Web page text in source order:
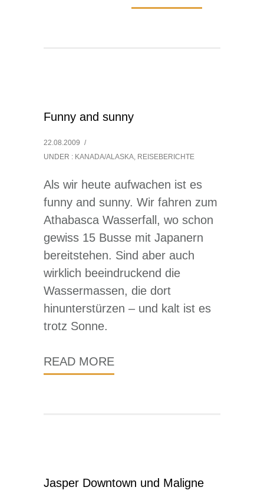
Funny and sunny
22.08.2009 /
UNDER : KANADA/ALASKA, REISEBERICHTE
Als wir heute aufwachen ist es
funny and sunny. Wir fahren zum
Athabasca Wasserfall, wo schon
gewiss 15 Busse mit Japanern
bereitstehen. Sind aber auch
wirklich beeindruckend die
Wassermassen, die dort
hinunterstürzen – und kalt ist es
trotz Sonne.
READ MORE
Jasper Downtown und Maligne